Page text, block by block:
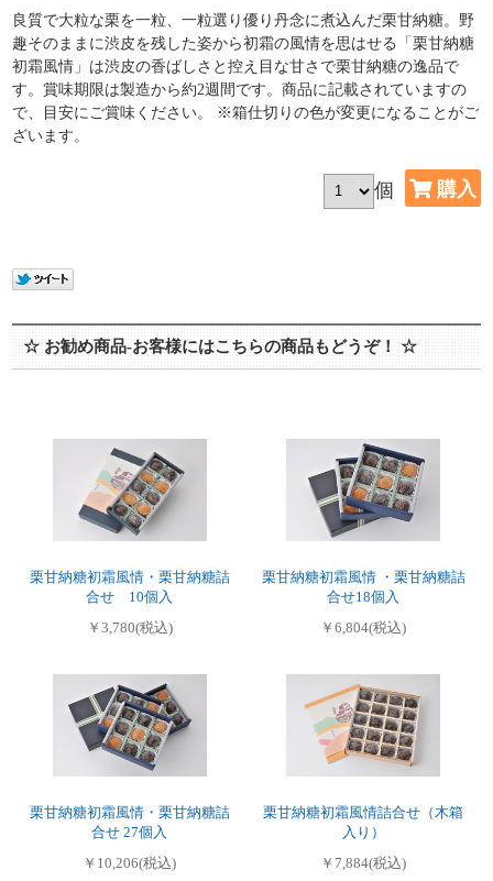
良質で大粒な栗を一粒、一粒選り優り丹念に煮込んだ栗甘納糖。野
趣そのままに渋皮を残した姿から初霜の風情を思はせる「栗甘納糖
初霜風情」は渋皮の香ばしさと控え目な甘さで栗甘納糖の逸品で
す。賞味期限は製造から約2週間です。商品に記載されていますの
で、目安にご賞味ください。 ※箱仕切りの色が変更になることがご
ざいます。
個
☆ お勧め商品-お客様にはこちらの商品もどうぞ！ ☆
栗甘納糖初霜風情・栗甘納糖詰
合せ 10個入
￥3,780(税込)
栗甘納糖初霜風情 ・栗甘納糖詰
合せ18個入
￥6,804(税込)
栗甘納糖初霜風情・栗甘納糖詰
合せ 27個入
￥10,206(税込)
栗甘納糖初霜風情詰合せ（木箱
入り）
￥7,884(税込)